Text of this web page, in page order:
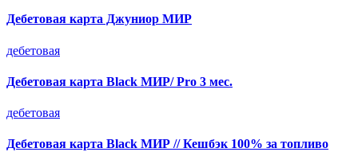
Дебетовая карта Джуниор МИР
дебетовая
Дебетовая карта Black МИР/ Pro 3 мес.
дебетовая
Дебетовая карта Black МИР // Кешбэк 100% за топливо